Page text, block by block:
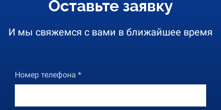
Оставьте заявку
И мы свяжемся с вами в ближайшее время
Номер телефона *